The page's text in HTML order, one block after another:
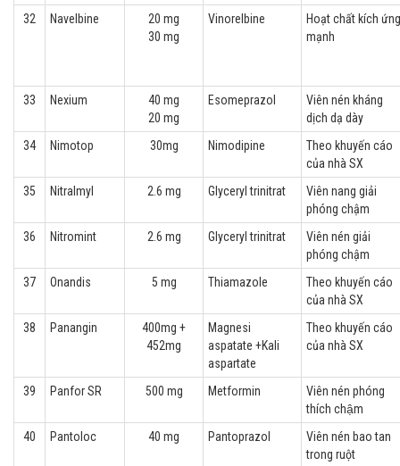
32 Navelbine
20 mg
30 mg
Vinorelbine
Hoạt chất kích ứng
mạnh
33 Nexium
40 mg
20 mg
Esomeprazol
Viên nén kháng
dịch dạ dày
34
Nimotop 30mg Nimodipine
Theo khuyến cáo
của nhà SX
35
Nitralmyl 2.6 mg Glyceryl trinitrat
Viên nang giải
phóng chậm
36
Nitromint 2.6 mg Glyceryl trinitrat
Viên nén giải
phóng chậm
37
Onandis 5 mg Thiamazole
Theo khuyến cáo
của nhà SX
38
Panangin
400mg +
452mg
Magnesi
aspatate +Kali
aspartate
Theo khuyến cáo
của nhà SX
39 Panfor SR 500 mg Metformin
Viên nén phóng
thích chậm
40
Pantoloc 40 mg Pantoprazol
Viên nén bao tan
trong ruột